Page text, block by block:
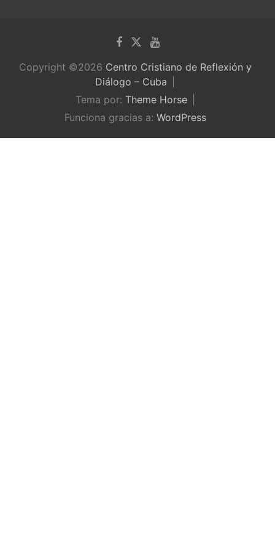
Copyright ©2026 Centro Cristiano de Reflexión y
Diálogo – Cuba
Tema por: Theme Horse
Funciona gracias a: WordPress